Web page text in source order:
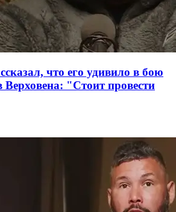
что его удивило в бою
Верховена: "Стоит провести